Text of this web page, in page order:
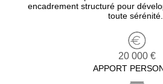
encadrement structuré pour
toute sérénité.
20 000 €
APPORT